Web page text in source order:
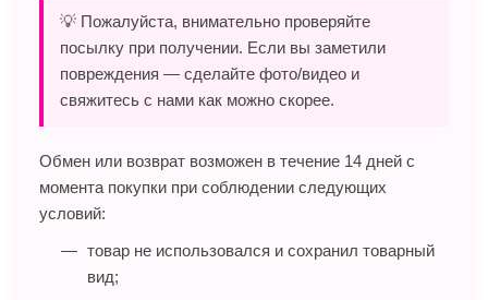
💡 Пожалуйста, внимательно проверяйте
посылку при получении. Если вы заметили
повреждения — сделайте фото/видео и
свяжитесь с нами как можно скорее.
Обмен или возврат возможен в течение 14 дней с
момента покупки при соблюдении следующих
условий:
товар не использовался и сохранил товарный
вид;